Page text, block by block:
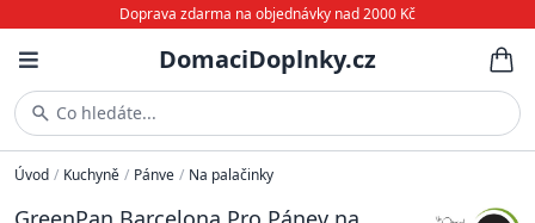
Doprava zdarma na objednávky nad 2000 Kč
DomaciDoplnky.cz
Co hledáte...
Úvod / Kuchyně / Pánve / Na palačinky